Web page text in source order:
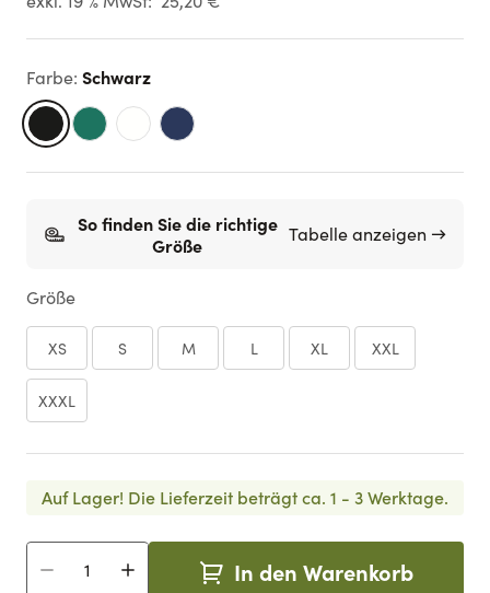
Farbe: Schwarz
So finden Sie die richtige
Größe
Tabelle anzeigen →
Größe
XS S M L XL XXL
XXXL
Auf Lager! Die Lieferzeit beträgt ca. 1 - 3 Werktage.
Menge In den Warenkorb